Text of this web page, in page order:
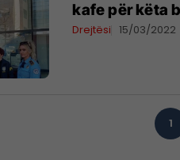
kafe për këta
Drejtësi 15/03/2022
1